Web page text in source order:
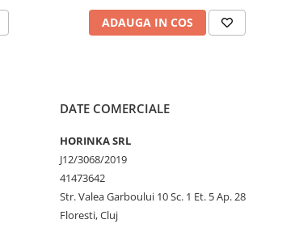
ADAUGA IN COS
DATE COMERCIALE
HORINKA SRL
J12/3068/2019
41473642
Str. Valea Garboului 10 Sc. 1 Et. 5 Ap. 28
Floresti, Cluj